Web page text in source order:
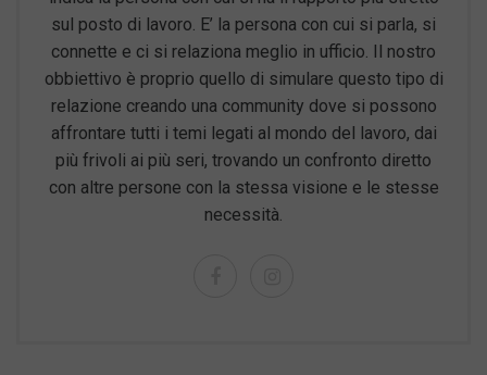
sul posto di lavoro. E’ la persona con cui si parla, si
connette e ci si relaziona meglio in ufficio. Il nostro
obbiettivo è proprio quello di simulare questo tipo di
relazione creando una community dove si possono
affrontare tutti i temi legati al mondo del lavoro, dai
più frivoli ai più seri, trovando un confronto diretto
con altre persone con la stessa visione e le stesse
necessità.